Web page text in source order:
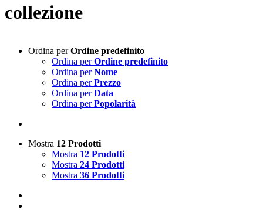
collezione
Ordina perOrdine predefinito
Ordina perOrdine predefinito
Ordina perNome
Ordina perPrezzo
Ordina perData
Ordina perPopolarità
Mostra 12 Prodotti
Mostra 12 Prodotti
Mostra 24 Prodotti
Mostra 36 Prodotti